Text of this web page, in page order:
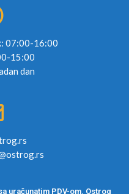
07:00-16:00
15:00
dan
uračunatim PDV-om. Ostrog